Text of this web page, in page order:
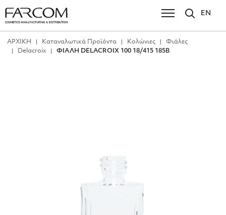
EN
ΑΡΧΙΚΗ Καταναλωτικά Προϊόντα Κολώνιες
Φιάλες
Delacroix
ΦΙΑΛΗ DELACROIX 100 18/415 185B